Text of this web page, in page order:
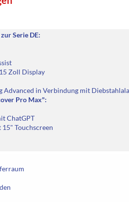
Serie DE:
Zoll Display
Advanced in Verbindung mit
Pro Max":
ChatGPT
Touchscreen